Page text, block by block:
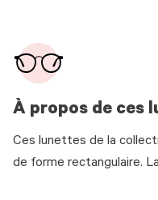
À propos de ces
Ces lunettes de la
de forme rectangulaire.